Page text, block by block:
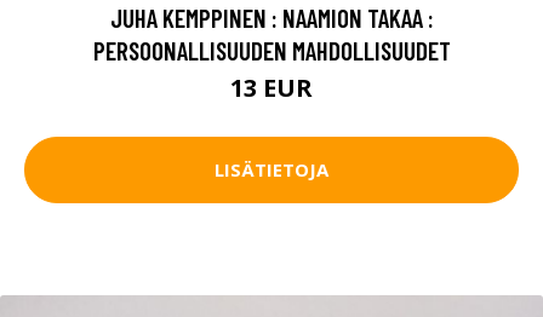
JUHA KEMPPINEN : NAAMION TAKAA :
PERSOONALLISUUDEN MAHDOLLISUUDET
13 EUR
LISÄTIETOJA